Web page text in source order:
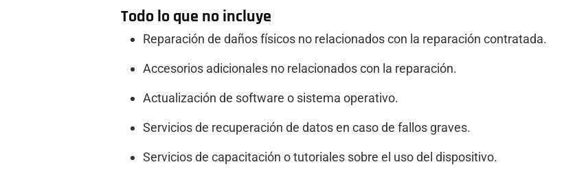
Todo lo que no incluye
Reparación de daños físicos no relacionados con la reparación contratada.
Accesorios adicionales no relacionados con la reparación.
Actualización de software o sistema operativo.
Servicios de recuperación de datos en caso de fallos graves.
Servicios de capacitación o tutoriales sobre el uso del dispositivo.